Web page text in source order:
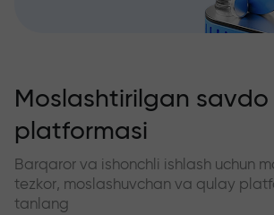
Moslashtirilgan savdo
platformasi
Barqaror va ishonchli ishlash uchun
tezkor, moslashuvchan va qulay
tanlang